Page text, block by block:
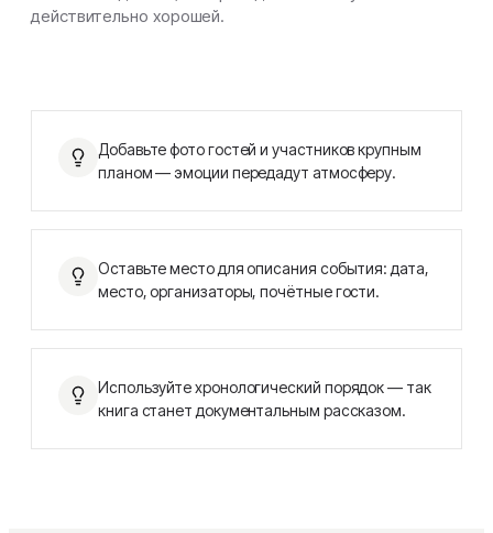
действительно хорошей.
Добавьте фото гостей и участников крупным
планом — эмоции передадут атмосферу.
Оставьте место для описания события: дата,
место, организаторы, почётные гости.
Используйте хронологический порядок — так
книга станет документальным рассказом.